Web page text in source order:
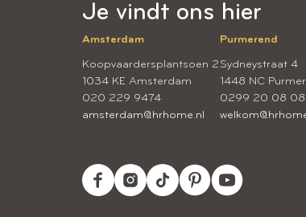
Je vindt ons hier
Amsterdam
Koopvaardersplantsoen 2
1034 KE Amsterdam
020 229 9474
amsterdam@hrhome.nl
Purmerend
Sydneystraat 4
1448 NC
0299 20 08 08